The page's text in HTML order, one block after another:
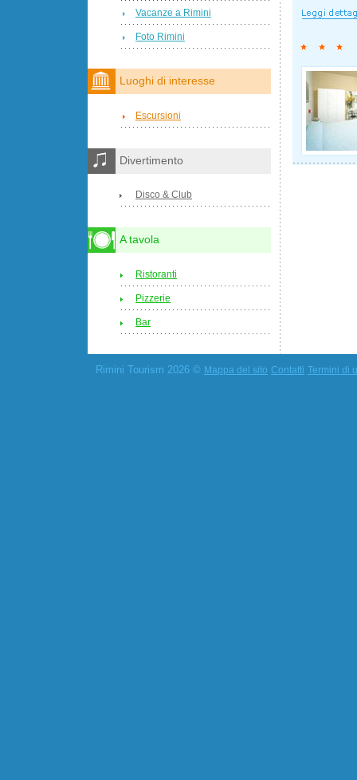
Vacanze a Rimini
Foto Rimini
Luoghi di interesse
Escursioni
Divertimento
Disco & Club
A tavola
Ristoranti
Pizzerie
Bar
Rimini Tourism 2026 © Mappa del sito Contatti Termini di